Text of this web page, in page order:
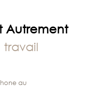
Autrement
travail
au